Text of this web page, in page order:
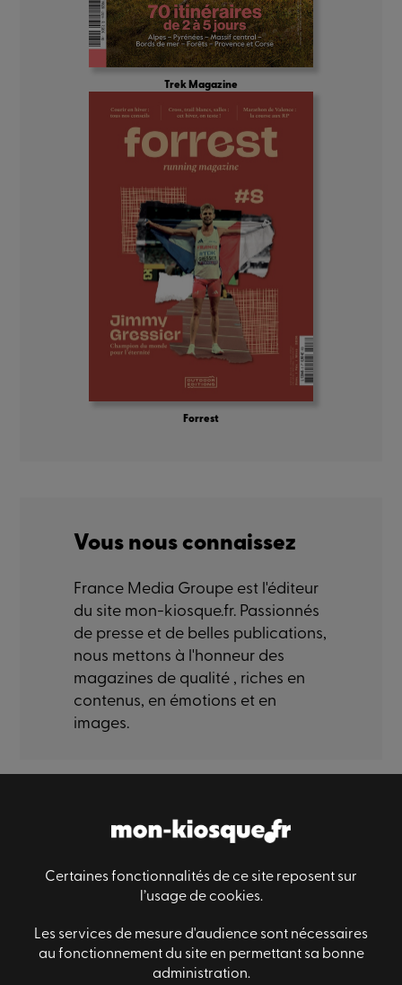
Certaines fonctionnalités de ce site reposent sur
l’usage de cookies.
Les services de mesure d'audience sont nécessaires
au fonctionnement du site en permettant sa bonne
administration.
Trek Magazine
Forrest
Vous nous connaissez
France Media Groupe est l'éditeur
du site mon-kiosque.fr. Passionnés
de presse et de belles publications,
nous mettons à l'honneur des
magazines de qualité , riches en
contenus, en émotions et en
images.
Informations générales
Conditions générales de ventes
Des questions ?
Nous contacter